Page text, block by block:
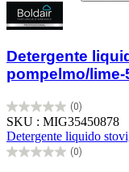
Detergente
pompelmo/
(0)
0.0
su
5
stelle.
SKU : MIG35450878
Detergente liquido
(0)
0.0